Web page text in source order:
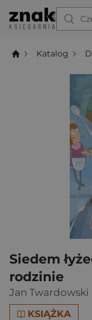
Katalog
Siedem
rodzinie
Jan Twardowski
KSIĄŻKA